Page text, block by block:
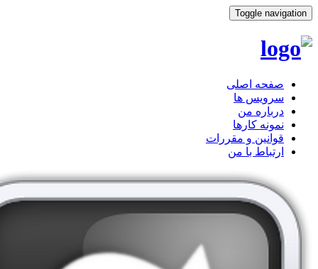
Toggle navigation
صفحه اصلی
سرویس ها
درباره من
نمونه کارها
قوانین و مقررات
ارتباط با من